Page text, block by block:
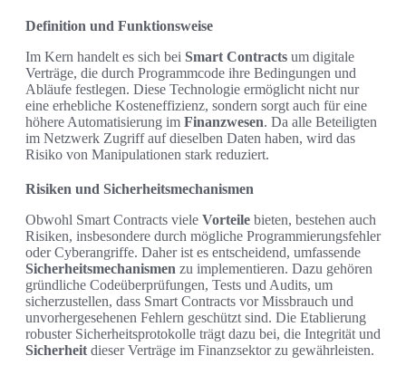
Definition und Funktionsweise
Im Kern handelt es sich bei Smart Contracts um digitale
Verträge, die durch Programmcode ihre Bedingungen und
Abläufe festlegen. Diese Technologie ermöglicht nicht nur
eine erhebliche Kosteneffizienz, sondern sorgt auch für eine
höhere Automatisierung im Finanzwesen. Da alle Beteiligten
im Netzwerk Zugriff auf dieselben Daten haben, wird das
Risiko von Manipulationen stark reduziert.
Risiken und Sicherheitsmechanismen
Obwohl Smart Contracts viele Vorteile bieten, bestehen auch
Risiken, insbesondere durch mögliche Programmierungsfehler
oder Cyberangriffe. Daher ist es entscheidend, umfassende
Sicherheitsmechanismen zu implementieren. Dazu gehören
gründliche Codeüberprüfungen, Tests und Audits, um
sicherzustellen, dass Smart Contracts vor Missbrauch und
unvorhergesehenen Fehlern geschützt sind. Die Etablierung
robuster Sicherheitsprotokolle trägt dazu bei, die Integrität und
Sicherheit dieser Verträge im Finanzsektor zu gewährleisten.